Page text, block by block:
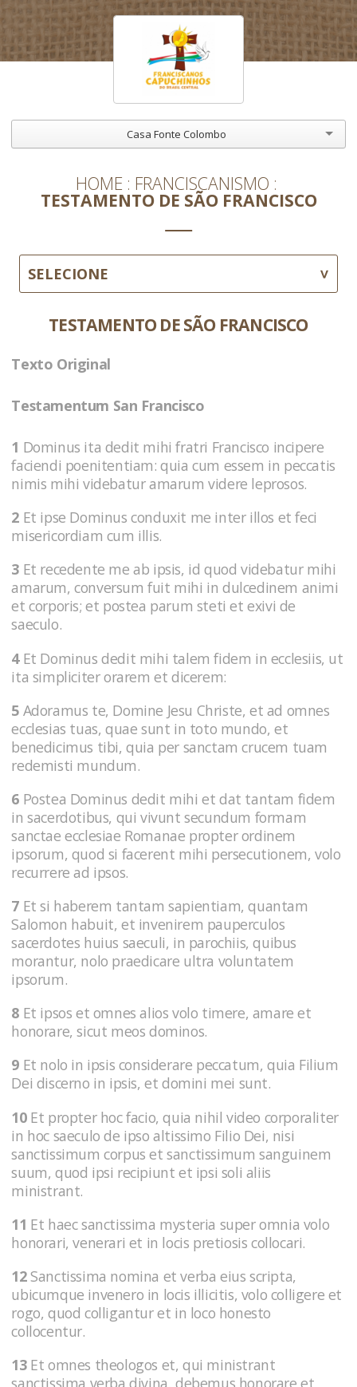
Casa Fonte Colombo
HOME FRANCISCANISMO
TESTAMENTO DE SÃO FRANCISCO
SELECIONE
TESTAMENTO DE SÃO FRANCISCO
Texto Original
Testamentum San Francisco
1 Dominus ita dedit mihi fratri Francisco incipere
faciendi poenitentiam: quia cum essem in peccatis
nimis mihi videbatur amarum videre leprosos.
2 Et ipse Dominus conduxit me inter illos et feci
misericordiam cum illis.
3 Et recedente me ab ipsis, id quod videbatur mihi
amarum, conversum fuit mihi in dulcedinem animi
et corporis; et postea parum steti et exivi de
saeculo.
4Et Dominus dedit mihi talem fidem in ecclesiis, ut
ita simpliciter orarem et dicerem:
5 Adoramus te, Domine Jesu Christe, et ad omnes
ecclesias tuas, quae sunt in toto mundo, et
benedicimus tibi, quia per sanctam crucem tuam
redemisti mundum.
6 Postea Dominus dedit mihi et dat tantam fidem
in sacerdotibus, qui vivunt secundum formam
sanctae ecclesiae Romanae propter ordinem
ipsorum, quod si facerent mihi persecutionem, volo
recurrere ad ipsos.
7 Et si haberem tantam sapientiam, quantam
Salomon habuit, et invenirem pauperculos
sacerdotes huius saeculi, in parochiis, quibus
morantur, nolo praedicare ultra voluntatem
ipsorum.
8 Et ipsos et omnes alios volo timere, amare et
honorare, sicut meos dominos.
9 Et nolo in ipsis considerare peccatum, quia Filium
Dei discerno in ipsis, et domini mei sunt.
10Et propter hoc facio, quia nihil video corporaliter
in hoc saeculo de ipso altissimo Filio Dei, nisi
sanctissimum corpus et sanctissimum sanguinem
suum, quod ipsi recipiunt et ipsi soli aliis
ministrant.
11 Et haec sanctissima mysteria super omnia volo
honorari, venerari et in locis pretiosis collocari.
12Sanctissima nomina et verba eius scripta,
ubicumque invenero in locis illicitis, volo colligere et
rogo, quod colligantur et in loco honesto
collocentur.
13Et omnes theologos et, qui ministrant